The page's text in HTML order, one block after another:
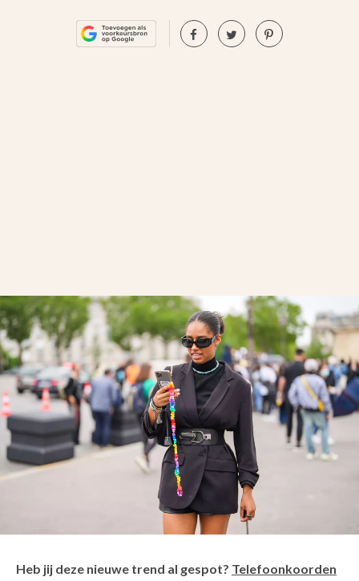
Heb jij deze nieuwe trend al gespot? Telefoonkoorden